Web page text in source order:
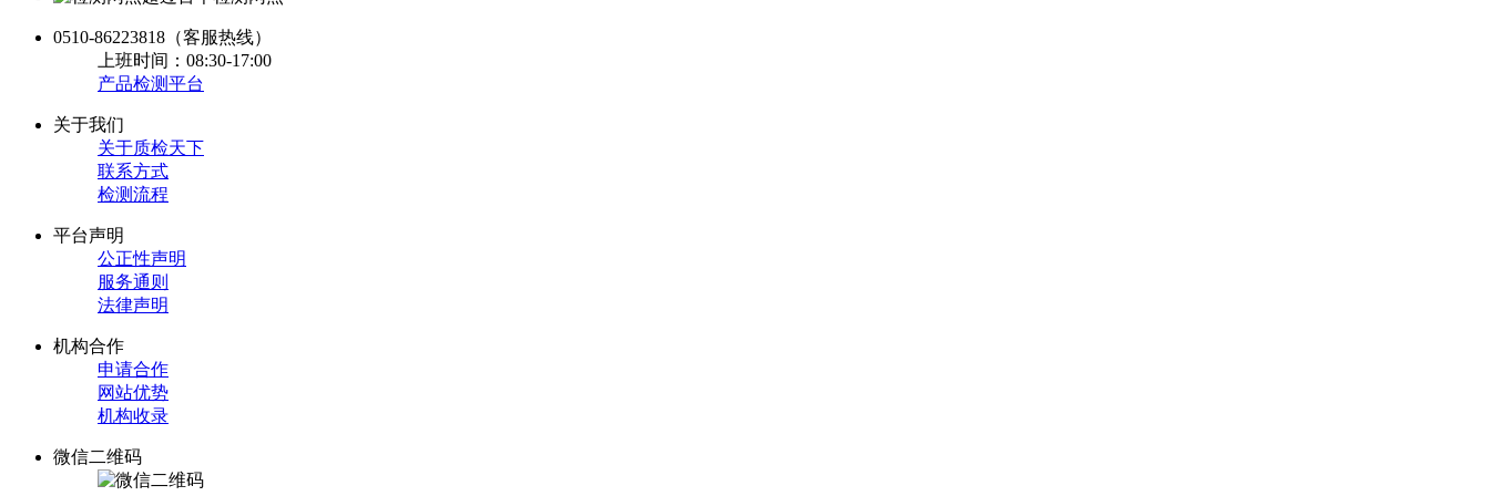
0510-86223818 （客服热线）
上班时间：08:30-17:00
产品检测平台
关于我们
关于质检天下
联系方式
检测流程
平台声明
公正性声明
服务通则
法律声明
机构合作
申请合作
网站优势
机构收录
微信二维码